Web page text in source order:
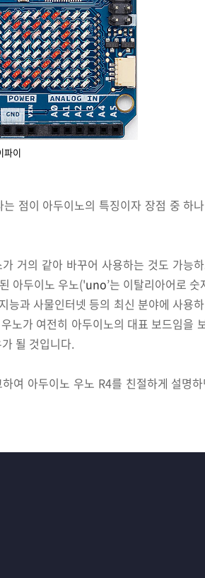
파이
점이 아두이노의 특징이자 장점 중 하
거의 같아 바꾸어 사용하는 것도 가능하
아두이노 우노('uno’는 이탈리아어로
과 사물인터넷 등의 최신 분야에 사용
노가 여전히 아두이노의 대표 보드임을
될 것입니다.
여 아두이노 우노 R4를 친절하게 설명